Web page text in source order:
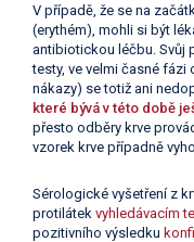
V případě, že se na
(erythém), mohli si být
antibiotickou léčbu. Svůj
testy, ve velmi časné fázi
nákazy) se totiž ani
které bývá v této době
přesto odběry krve
vzorek krve případně
Sérologické vyšetření z
protilátek vyhledávacím
pozitivního výsledku